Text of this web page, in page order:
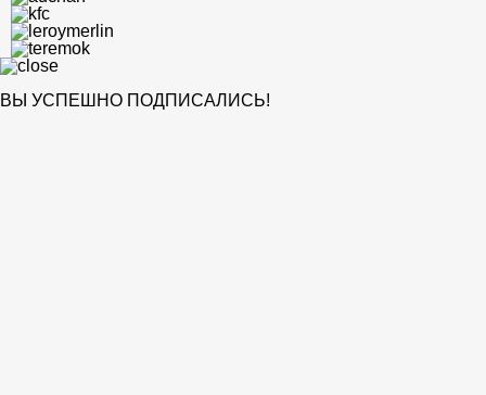
ВЫ УСПЕШНО ПОДПИСАЛИСЬ!